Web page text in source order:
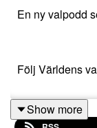
En ny valpodd
Följ Världens
https://
Show more